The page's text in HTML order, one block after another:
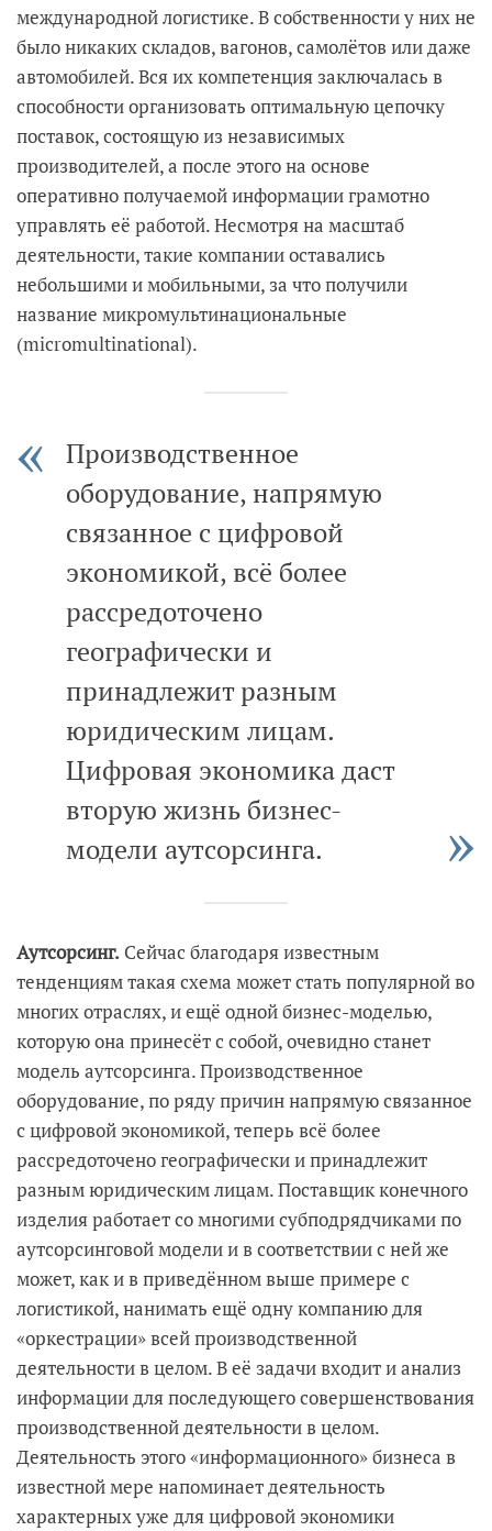
международной логистике. В собственности у них не
было никаких складов, вагонов, самолётов или даже
автомобилей. Вся их компетенция заключалась в
способности организовать оптимальную цепочку
поставок, состоящую из независимых
производителей, а после этого на основе
оперативно получаемой информации грамотно
управлять её работой. Несмотря на масштаб
деятельности, такие компании оставались
небольшими и мобильными, за что получили
название микромультинациональные
(micromultinational).
Производственное
оборудование, напрямую
связанное с цифровой
экономикой, всё более
рассредоточено
географически и
принадлежит разным
юридическим лицам.
Цифровая экономика даст
вторую жизнь бизнес-
модели аутсорсинга.
Аутсорсинг. Сейчас благодаря известным
тенденциям такая схема может стать популярной во
многих отраслях, и ещё одной бизнес-моделью,
которую она принесёт с собой, очевидно станет
модель аутсорсинга. Производственное
оборудование, по ряду причин напрямую связанное
с цифровой экономикой, теперь всё более
рассредоточено географически и принадлежит
разным юридическим лицам. Поставщик конечного
изделия работает со многими субподрядчиками по
аутсорсинговой модели и в соответствии с ней же
может, как и в приведённом выше примере с
логистикой, нанимать ещё одну компанию для
«оркестрации» всей производственной
деятельности в целом. В её задачи входит и анализ
информации для последующего совершенствования
производственной деятельности в целом.
Деятельность этого «информационного» бизнеса в
известной мере напоминает деятельность
характерных уже для цифровой экономики